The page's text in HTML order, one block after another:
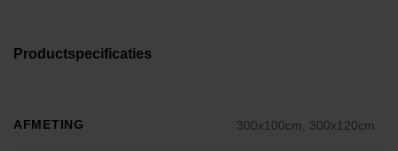
Productspecificaties
AFMETING 300x100cm, 300x120cm